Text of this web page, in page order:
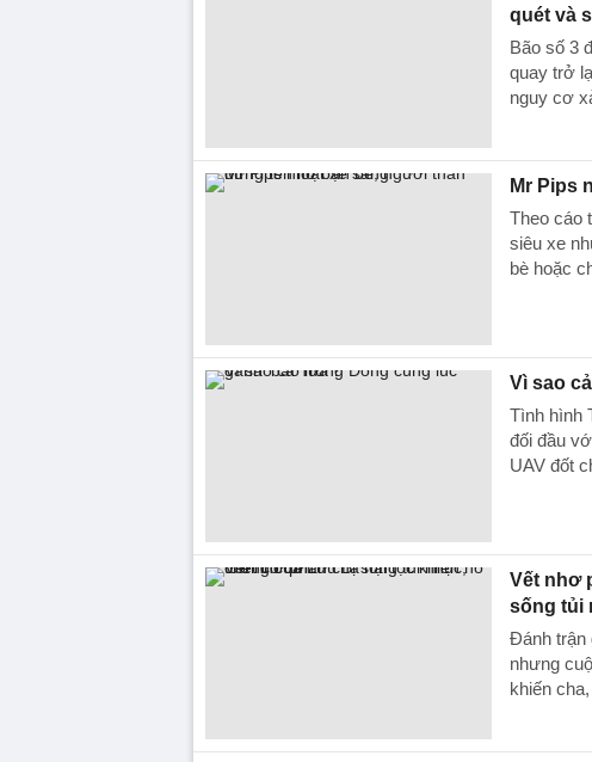
quét và
Bão số 3
quay trở
nguy cơ
Mr Pips
Theo cáo
siêu xe
bè hoặc
Vì sao
Tình hình
đối đầu
UAV đốt
Vết nhơ
sống tủi
Đánh trận
nhưng
khiến